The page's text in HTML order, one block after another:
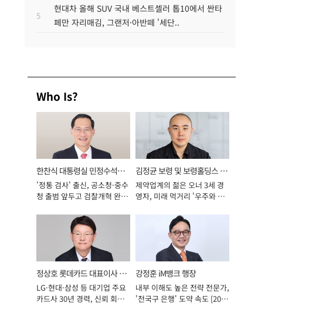
5
현대차 올해 SUV 국내 베스트셀러 톱10에서 싼타
페만 자리매김, 그랜저·아반떼 '세단..
Who Is?
한찬식 대통령실 민정수석비
서관
'정통 검사' 출신, 공소청·중수
청 출범 앞두고 검찰개혁 완수
김정균 보령 및 보령홀딩스 대
표이사 사장
제약업계의 젊은 오너 3세 경
영자, 미래 먹거리 '우주와 헬
정상호 롯데카드 대표이사 사
장
LG·현대·삼성 등 대기업 주요
카드사 30년 경력, 신뢰 회복
강정훈 iM뱅크 행장
내부 이해도 높은 전략 전문가,
'전국구 은행' 도약 속도 [2026